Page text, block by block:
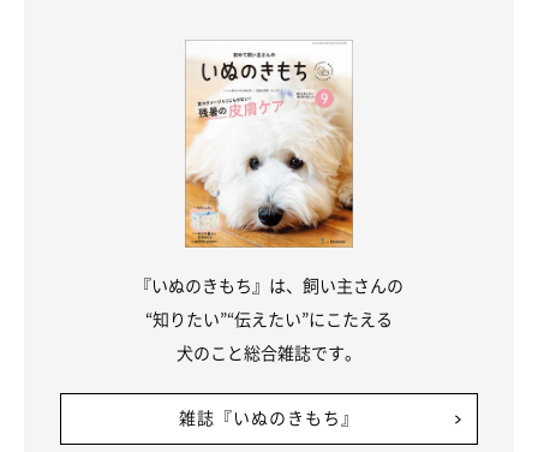
ひまわり畑にお散歩へ行ったチワワのとろろちゃん。飼い主さん
と楽しいひと時が過ごせたかな？自撮りとのことなので、とろろ
ちゃんも目の前の携帯やカメラに興味を持ったのでしょうか。
それとも、お外は遠くからも声や音が聞こえてくるので、首をか
しげてよく聞いているのでしょうか。きょとんとした表情もとっ
ても可愛い一枚ですね！
興味があるから首をかしげているだけではなく、飼い主さんを喜
ばせたくてしているしぐさでもあるのは意外でしたね。ずっと見
『いぬのきもち』は、飼い主さんの
“知りたい”“伝えたい”にこたえる
犬のこと総合雑誌です。
雑誌『いぬのきもち』